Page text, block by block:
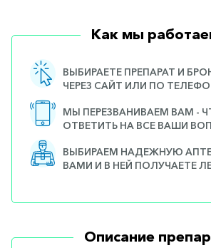
Как мы
ВЫБИРАЕТЕ ПРЕПАРАТ И
ЧЕРЕЗ САЙТ ИЛИ ПО
МЫ ПЕРЕЗВАНИВАЕМ ВАМ -
ОТВЕТИТЬ НА ВСЕ ВАШИ
ВЫБИРАЕМ НАДЕЖНУЮ
ВАМИ И В НЕЙ ПОЛУЧАЕТЕ
Описание